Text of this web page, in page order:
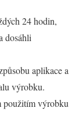
24 hodin,
dosáhli
aplikace a
výrobku.
použitím výrobku